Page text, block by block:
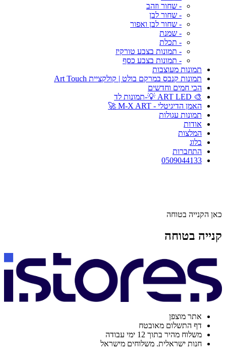
- שחור וזהב
- שחור לבן
- שחור לבן ואפור
- שמנת
- תכלת
- תמונות בצבע טורקיז
- תמונות בצבע כסף
תמונות מעוצבות
תמונות קנבס במרקם בולט | קולקציית Art Touch
הכי חמים וחדשים
🎨 ART LED 💡-תמונות לד
האמן הדיגיטלי - M-X ART 🚀
תמונות עגולות
אודות
המלצות
בלוג
התחברות
0509044133
כאן הקנייה בטוחה
קנייה בטוחה
אתר מוצפן
דף התשלום מאובטח
משלוח מהיר בתוך 12 ימי עבודה
חנות ישראלית. משלוחים מישראל